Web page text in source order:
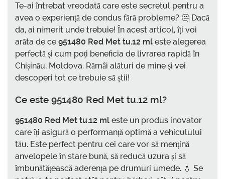
Te-ai întrebat vreodată care este secretul pentru a
avea o experiență de condus fără probleme? 🤔 Dacă
da, ai nimerit unde trebuie! În acest articol, îți voi
arăta de ce 951480 Red Met tu.12 ml este alegerea
perfectă și cum poți beneficia de livrarea rapidă în
Chișinău, Moldova. Rămâi alături de mine și vei
descoperi tot ce trebuie să știi!
Ce este 951480 Red Met tu.12 ml?
951480 Red Met tu.12 ml este un produs inovator
care îți asigură o performanță optimă a vehiculului
tău. Este perfect pentru cei care vor să mențină
anvelopele în stare bună, să reducă uzura și să
îmbunătățească aderența pe drumuri umede. 💧 Se